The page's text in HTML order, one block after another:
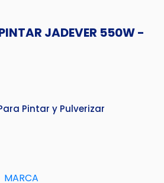
JADEVER 550W -
Pintar y Pulverizar
MARCA